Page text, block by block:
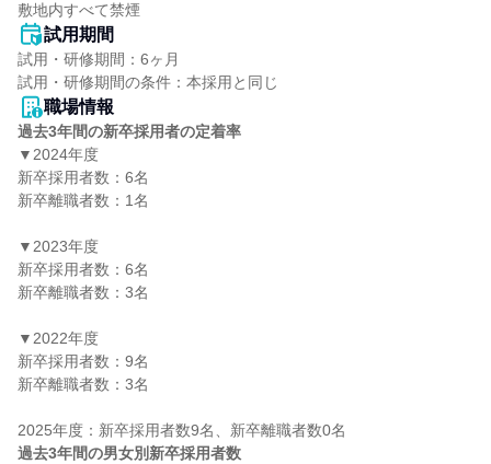
敷地内すべて禁煙
試用期間
試用・研修期間：6ヶ月
職場情報
過去3年間の新卒採用者の定着率
▼2024年度
新卒採用者数：6名
新卒離職者数：1名
▼2023年度
新卒採用者数：6名
新卒離職者数：3名
▼2022年度
新卒採用者数：9名
新卒離職者数：3名
過去3年間の男女別新卒採用者数